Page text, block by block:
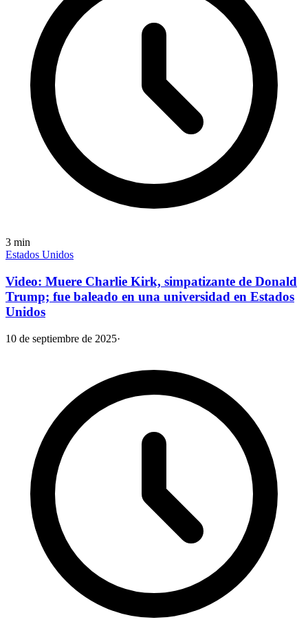
3 min
Estados Unidos
Video: Muere Charlie Kirk, simpatizante de Donald
Trump; fue baleado en una universidad en Estados
Unidos
10 de septiembre de 2025·